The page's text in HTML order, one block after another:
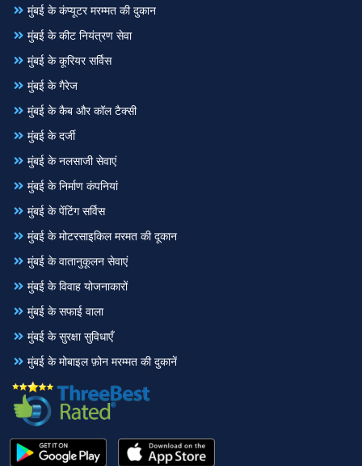
मुंबई के कंप्यूटर मरम्मत की दुकान
मुंबई के कीट नियंत्रण सेवा
मुंबई के कूरियर सर्विस
मुंबई के गैरेज
मुंबई के कैब और कॉल टैक्सी
मुंबई के दर्जी
मुंबई के नलसाजी सेवाएं
मुंबई के निर्माण कंपनियां
मुंबई के पेंटिंग सर्विस
मुंबई के मोटरसाइकिल मरमत की दूकान
मुंबई के वातानुकूलन सेवाएं
मुंबई के विवाह योजनाकारों
मुंबई के सफाई वाला
मुंबई के सुरक्षा सुविधाएँ
मुंबई के मोबाइल फ़ोन मरम्मत की दुकानें